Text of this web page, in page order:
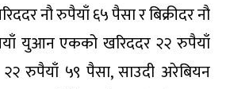
नौ रुपैयाँ ६५ पैसा र बिक्रीदर नौ
युआन एकको खरिददर २२ रुपैयाँ
२२ रुपैयाँ ५९ पैसा, साउदी अरेबियन